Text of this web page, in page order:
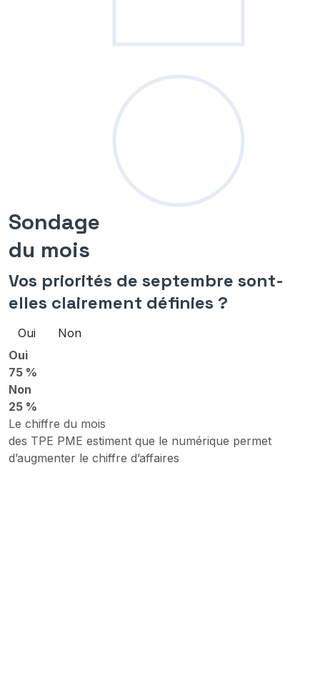
Sondage
du mois
Vos priorités de septembre sont-
elles clairement définies ?
Oui
Non
Oui
75 %
Non
25 %
Le chiffre du mois
des TPE PME estiment que le numérique permet
d’augmenter le chiffre d’affaires